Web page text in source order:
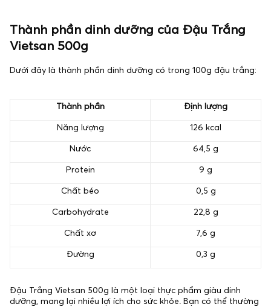
Thành phần dinh dưỡng của Đậu Trắng
Vietsan 500g
Dưới đây là thành phần dinh dưỡng có trong 100g đậu trắng:
Thành phần Định lượng
Năng lượng 126 kcal
Nước 64,5 g
Protein 9 g
Chất béo 0,5 g
Carbohydrate 22,8 g
Chất xơ 7,6 g
Đường 0,3 g
Đậu Trắng Vietsan 500g là một loại thực phẩm giàu dinh
dưỡng, mang lại nhiều lợi ích cho sức khỏe. Bạn có thể thường